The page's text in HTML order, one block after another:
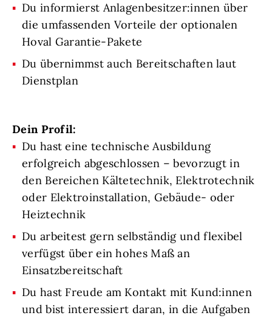
Du informierst Anlagenbesitzer:innen über
die umfassenden Vorteile der optionalen
Hoval Garantie-Pakete
Du übernimmst auch Bereitschaften laut
Dienstplan
Dein Profil:
Du hast eine technische Ausbildung
erfolgreich abgeschlossen – bevorzugt in
den Bereichen Kältetechnik, Elektrotechnik
oder Elektroinstallation, Gebäude- oder
Heiztechnik
Du arbeitest gern selbständig und flexibel
verfügst über ein hohes Maß an
Einsatzbereitschaft
Du hast Freude am Kontakt mit Kund:innen
und bist interessiert daran, in die Aufgaben